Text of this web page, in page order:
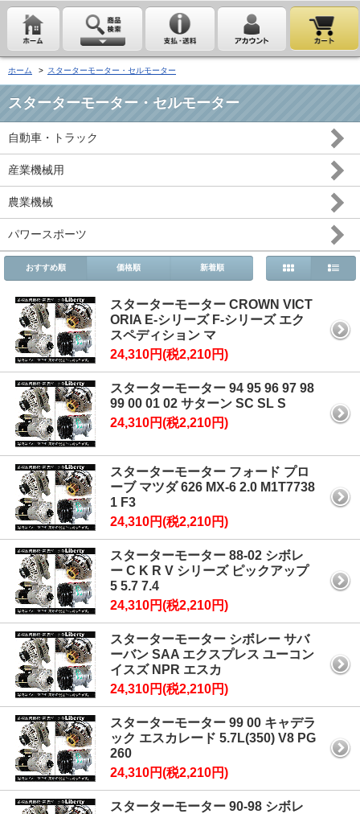
ホーム > スターターモーター・セルモーター
スターターモーター・セルモーター
自動車・トラック
産業機械用
農業機械
パワースポーツ
おすすめ順 価格順 新着順
スターターモーター CROWN VICT
ORIA E-シリーズ F-シリーズ エク
スペディション マ
24,310円(税2,210円)
スターターモーター 94 95 96 97 98
99 00 01 02 サターン SC SL S
24,310円(税2,210円)
スターターモーター フォード プロ
ーブ マツダ 626 MX-6 2.0 M1T7738
1 F3
24,310円(税2,210円)
スターターモーター 88-02 シボレ
ー C K R V シリーズ ピックアップ
5 5.7 7.4
24,310円(税2,210円)
スターターモーター シボレー サバ
ーバン SAA エクスプレス ユーコン
イスズ NPR エスカ
24,310円(税2,210円)
スターターモーター 99 00 キャデラ
ック エスカレード 5.7L(350) V8 PG
260
24,310円(税2,210円)
スターターモーター 90-98 シボレ